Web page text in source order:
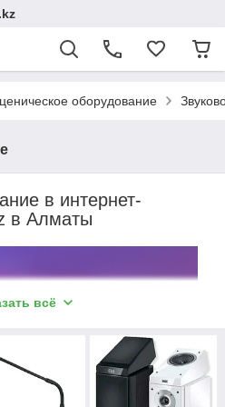
оборудование
в интернет-
в Алматы
всё